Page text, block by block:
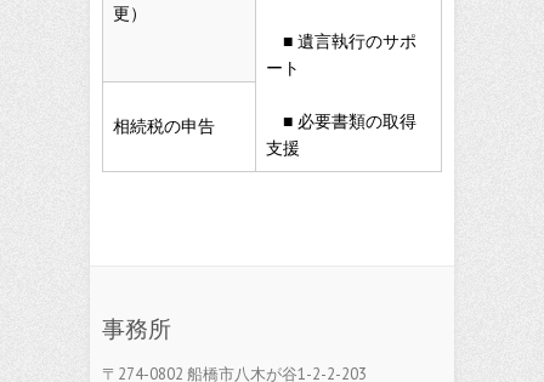
■ 遺言執行のサポ
ート
■ 必要書類の取得
支援
更）
相続税の申告
事務所
〒274-0802 船橋市八木が谷1-2-2-203